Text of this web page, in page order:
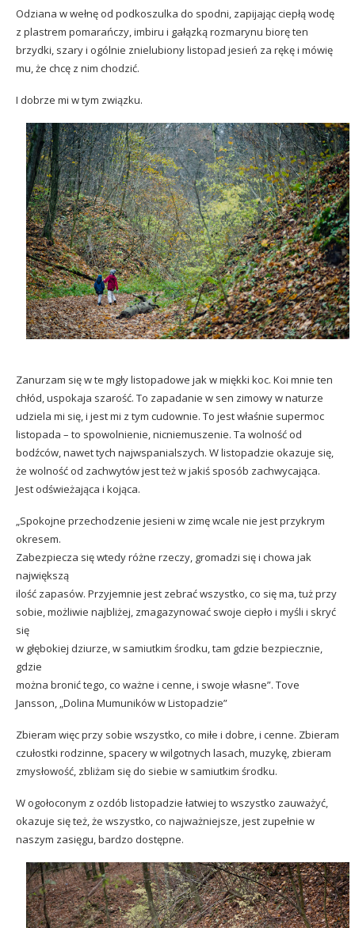
Odziana w wełnę od podkoszulka do spodni, zapijając ciepłą wodę
z plastrem pomarańczy, imbiru i gałązką rozmarynu biorę ten
brzydki, szary i ogólnie znielubiony listopad jesień za rękę i mówię
mu, że chcę z nim chodzić.
I dobrze mi w tym związku.
Zanurzam się w te mgły listopadowe jak w miękki koc. Koi mnie ten
chłód, uspokaja szarość. To zapadanie w sen zimowy w naturze
udziela mi się, i jest mi z tym cudownie. To jest właśnie supermoc
listopada – to spowolnienie, nicniemuszenie. Ta wolność od
bodźców, nawet tych najwspanialszych. W listopadzie okazuje się,
że wolność od zachwytów jest też w jakiś sposób zachwycająca.
Jest odświeżająca i kojąca.
„Spokojne przechodzenie jesieni w zimę wcale nie jest przykrym
okresem.
Zabezpiecza się wtedy różne rzeczy, gromadzi się i chowa jak
największą
ilość zapasów. Przyjemnie jest zebrać wszystko, co się ma, tuż przy
sobie, możliwie najbliżej, zmagazynować swoje ciepło i myśli i skryć
się
w głębokiej dziurze, w samiutkim środku, tam gdzie bezpiecznie,
gdzie
można bronić tego, co ważne i cenne, i swoje własne”. Tove
Jansson, „Dolina Mumuników w Listopadzie”
Zbieram więc przy sobie wszystko, co miłe i dobre, i cenne. Zbieram
czułostki rodzinne, spacery w wilgotnych lasach, muzykę, zbieram
zmysłowość, zbliżam się do siebie w samiutkim środku.
W ogołoconym z ozdób listopadzie łatwiej to wszystko zauważyć,
okazuje się też, że wszystko, co najważniejsze, jest zupełnie w
naszym zasięgu, bardzo dostępne.